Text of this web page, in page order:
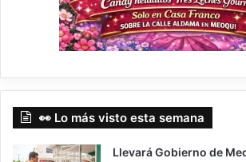
👀 Lo más visto esta semana
Llevará Gobierno de